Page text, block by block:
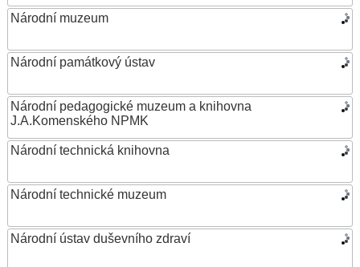
Národní muzeum
Národní památkový ústav
Národní pedagogické muzeum a knihovna
J.A.Komenského NPMK
Národní technická knihovna
Národní technické muzeum
Národní ústav duševního zdraví